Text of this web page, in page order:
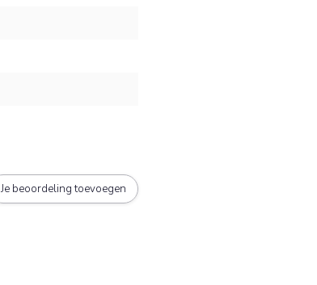
Je beoordeling toevoegen